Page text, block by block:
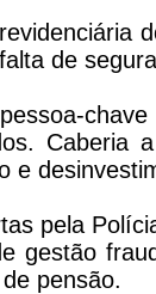
de
Caberia
e
pela
gestão
pensão.